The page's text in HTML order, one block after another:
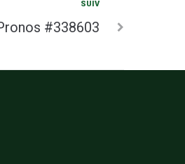
SUIV
#338603